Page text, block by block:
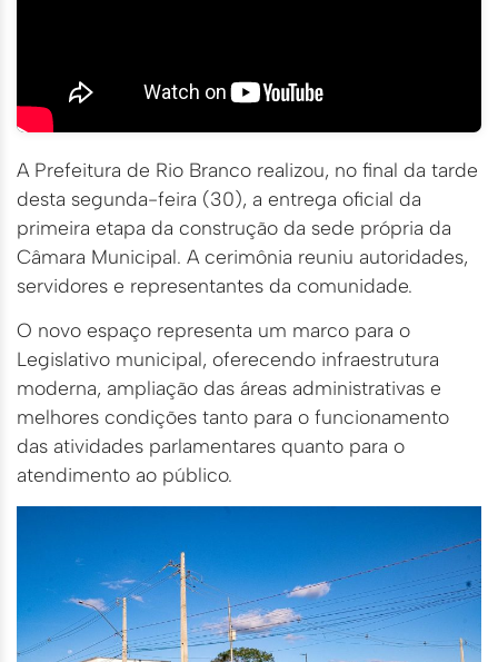
A Prefeitura de Rio Branco realizou, no final da tarde
desta segunda-feira (30), a entrega oficial da
primeira etapa da construção da sede própria da
Câmara Municipal. A cerimônia reuniu autoridades,
servidores e representantes da comunidade.
O novo espaço representa um marco para o
Legislativo municipal, oferecendo infraestrutura
moderna, ampliação das áreas administrativas e
melhores condições tanto para o funcionamento
das atividades parlamentares quanto para o
atendimento ao público.